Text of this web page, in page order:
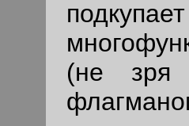
подкупает
(не зря